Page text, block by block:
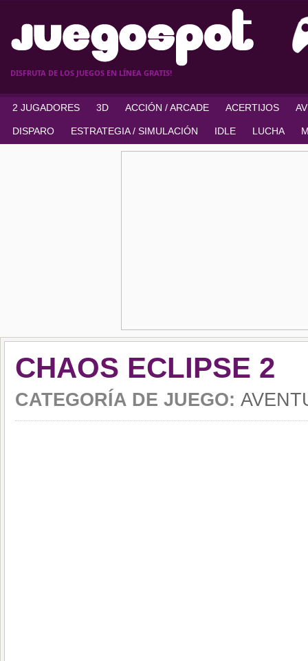
DISFRUTA DE LOS JUEGOS EN LÍNEA GRATIS!
2 JUGADORES 3D ACCIÓN / ARCADE ACERTIJOS
DISPARO ESTRATEGIA / SIMULACIÓN IDLE LUCHA
CHAOS ECLIPSE 2
CATEGORÍA DE JUEGO: